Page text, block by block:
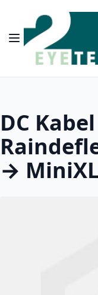
Zum Inhalt springen
Navigation umschalten
DC
→